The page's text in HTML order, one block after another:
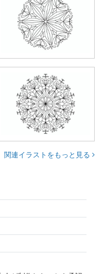
関連イラストをもっと見る